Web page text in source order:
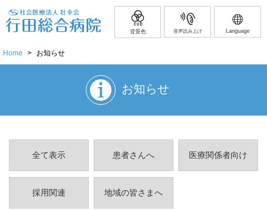
背景色 音声読み上げ Language
Home > お知らせ
お知らせ
全て表示 患者さんへ 医療関係者向け
採用関連 地域の皆さまへ